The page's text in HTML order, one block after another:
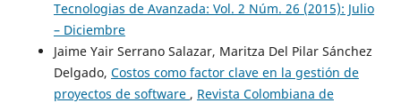
Tecnologias de Avanzada: Vol. 2 Núm. 26 (2015): Julio
– Diciembre
Jaime Yair Serrano Salazar, Maritza Del Pilar Sánchez
Delgado, Costos como factor clave en la gestión de
proyectos de software , Revista Colombiana de